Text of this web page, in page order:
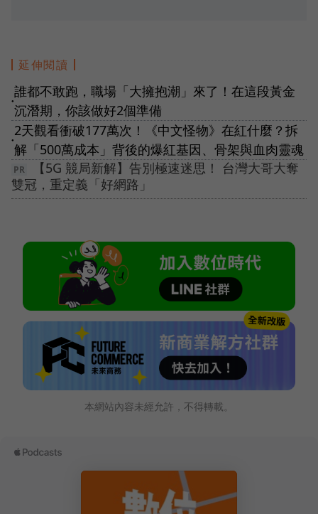
延伸閱讀
●
誰都不敢跑，職場「大擁抱潮」來了！在這段黃金
沉潛期，你該做好2個準備
●
2天觀看衝破177萬次！《中文怪物》在紅什麼？拆
解「500萬成本」背後的爆紅基因、骨架與血肉靈魂
【5G 競局新解】告別極速迷思！ 台灣大哥大奪
雙冠，重定義「好網路」
本網站內容未經允許，不得轉載。